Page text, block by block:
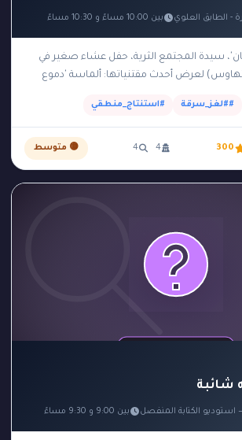
- الطابق العلوي بين 10:00 مساءً و 10:30 مساءً
سيدة المجتمع الثرية، حفل عشاء صغير في
لعرض أحدث مقتنياتها: ألماسة 'دموع
##لغز_سرقة #استنتاج_منطقي
300
4
4 🟡 متوسط
شائبة
— استوديو الكتابة المنفصل بين 9:00 و 9:30 مساءً